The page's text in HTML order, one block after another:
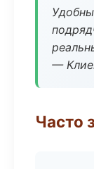
—
Часто